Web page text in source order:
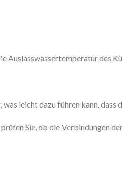
des
leicht dazu führen kann, dass
Sie, ob die Verbindungen